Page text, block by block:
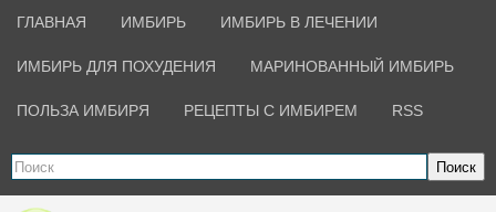
ГЛАВНАЯ ИМБИРЬ ИМБИРЬ В ЛЕЧЕНИИ
ИМБИРЬ ДЛЯ ПОХУДЕНИЯ МАРИНОВАННЫЙ ИМБИРЬ
ПОЛЬЗА ИМБИРЯ РЕЦЕПТЫ С ИМБИРЕМ RSS
Поиск